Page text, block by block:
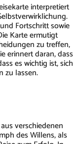
interpretiert
Fortschritt sowie
Karte ermutigt
zu treffen,
erinnert daran, dass
es wichtig ist, sich
zu lassen.
verschiedenen
des Willens, als